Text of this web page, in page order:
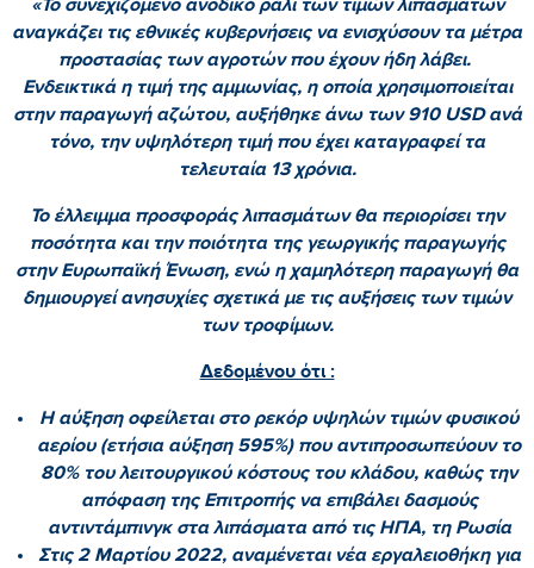
αναγκάζει τις εθνικές κυβερνήσεις να ενισχύσουν τα μέτρα
προστασίας των αγροτών που έχουν ήδη λάβει.
Ενδεικτικά η τιμή της αμμωνίας, η οποία χρησιμοποιείται
στην παραγωγή αζώτου, αυξήθηκε άνω των 910 USD ανά
τόνο, την υψηλότερη τιμή που έχει καταγραφεί τα
τελευταία 13 χρόνια.
Το έλλειμμα προσφοράς λιπασμάτων θα περιορίσει την
ποσότητα και την ποιότητα της γεωργικής παραγωγής
στην Ευρωπαϊκή Ένωση, ενώ η χαμηλότερη παραγωγή θα
δημιουργεί ανησυχίες σχετικά με τις αυξήσεις των τιμών
των τροφίμων.
Δεδομένου ότι :
Η αύξηση οφείλεται στο ρεκόρ υψηλών τιμών φυσικού
αερίου (ετήσια αύξηση 595%) που αντιπροσωπεύουν το
80% του λειτουργικού κόστους του κλάδου, καθώς την
απόφαση της Επιτροπής να επιβάλει δασμούς
αντιντάμπινγκ στα λιπάσματα από τις ΗΠΑ, τη Ρωσία
Στις 2 Μαρτίου 2022, αναμένεται νέα εργαλειοθήκη για